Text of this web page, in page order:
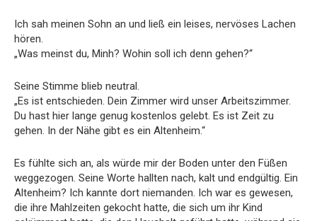
Ich sah meinen Sohn an und ließ ein leises, nervöses Lachen
hören.
„Was meinst du, Minh? Wohin soll ich denn gehen?“
Seine Stimme blieb neutral.
„Es ist entschieden. Dein Zimmer wird unser Arbeitszimmer.
Du hast hier lange genug kostenlos gelebt. Es ist Zeit zu
gehen. In der Nähe gibt es ein Altenheim.“
Es fühlte sich an, als würde mir der Boden unter den Füßen
weggezogen. Seine Worte hallten nach, kalt und endgültig. Ein
Altenheim? Ich kannte dort niemanden. Ich war es gewesen,
die ihre Mahlzeiten gekocht hatte, die sich um ihr Kind